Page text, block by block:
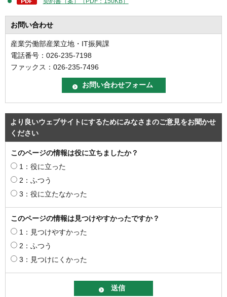
お問い合わせ
産業労働部産業立地・IT振興課
電話番号：026-235-7198
ファックス：026-235-7496
より良いウェブサイトにするためにみなさまのご意見をお聞かせ
ください
このページの情報は役に立ちましたか？
1：役に立った
2：ふつう
3：役に立たなかった
このページの情報は見つけやすかったですか？
1：見つけやすかった
2：ふつう
3：見つけにくかった